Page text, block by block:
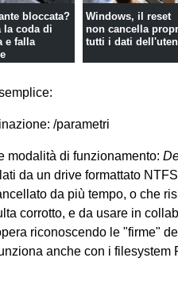
bloccata?
la coda di
e falla
Windows, il reset
non cancella
tutti i dati
/parametri
modalità di funzionamento:
da un drive formattato
da più tempo, o che
corrotto, e da usare in
riconoscendo le "firme"
anche con i filesystem